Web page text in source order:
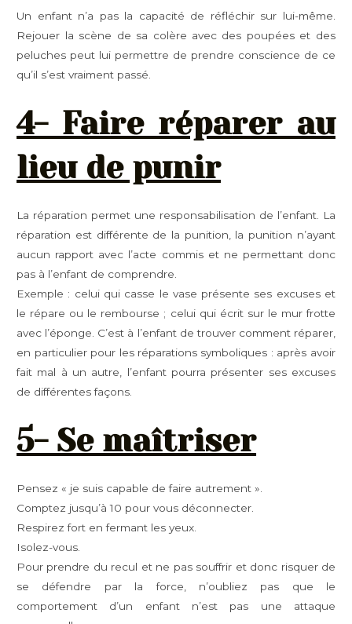
Un enfant n’a pas la capacité de réfléchir sur lui-même.
Rejouer la scène de sa colère avec des poupées et des
peluches peut lui permettre de prendre conscience de ce
qu’il s’est vraiment passé.
4- Faire réparer au
lieu de punir
La réparation permet une responsabilisation de l’enfant. La
réparation est différente de la punition, la punition n’ayant
aucun rapport avec l’acte commis et ne permettant donc
pas à l’enfant de comprendre.
Exemple : celui qui casse le vase présente ses excuses et
le répare ou le rembourse ; celui qui écrit sur le mur frotte
avec l’éponge. C’est à l’enfant de trouver comment réparer,
en particulier pour les réparations symboliques : après avoir
fait mal à un autre, l’enfant pourra présenter ses excuses
de différentes façons.
5- Se maîtriser
Pensez « je suis capable de faire autrement ».
Comptez jusqu’à 10 pour vous déconnecter.
Respirez fort en fermant les yeux.
Isolez-vous.
Pour prendre du recul et ne pas souffrir et donc risquer de
se défendre par la force, n’oubliez pas que le
comportement d’un enfant n’est pas une attaque